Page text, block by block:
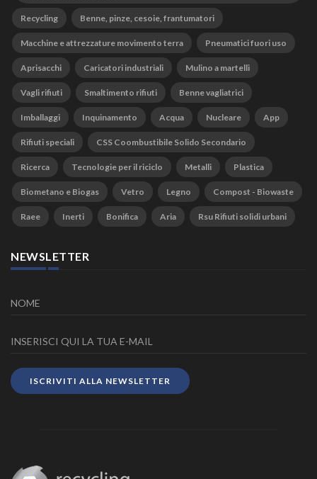
Recycling Benne, pinze, cesoie, frantumatori
Macchine e attrezzature movimento terra Pneumatici fuori uso
Aprisacchi Caricatori industriali Mulino a martelli
Vagli rifiuti Smaltimento rifiuti Benne vagliatrici
Imballaggi Inquinamento Acqua Nucleare App
Rifiuti speciali CSS Coombustibile Solido Secondario
Ricerca Tecnologie per il riciclo Metalli Plastica
Biometano e Biogas Vetro Legno Compost - Biowaste
Raee Inerti Bonifica Aria Rsu Rifiuti solidi urbani
NEWSLETTER
ISCRIVITI ALLA NEWSLETTER